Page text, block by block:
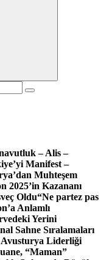
– Alis –
Manifest –
Muhteşem
2025’in Kazananı
Oldu“Ne partez pas
Anlamlı
Yerini
Sahne Sıralamaları
Avusturya Liderliği
“Maman”